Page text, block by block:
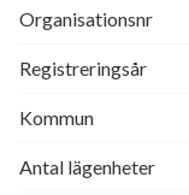
Organisationsnr
Registreringsår
Kommun
Antal lägenheter